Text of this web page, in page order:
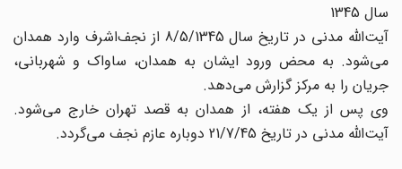
سال 1345
آیت‌الله مدنی در تاریخ سال 8/5/1345 از نجف‌اشرف وارد همدان
می‌شود. به محض ورود ایشان به همدان، ساواک و شهربانی،
جریان را به مرکز گزارش می‌دهد.
وی پس از یک هفته، از همدان به قصد تهران خارج می‌شود.
آیت‌الله مدنی در تاریخ 21/7/45 دوباره عازم نجف می‌گردد.